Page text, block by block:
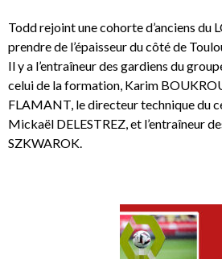
Todd rejoint une cohorte d’anciens du
prendre de l’épaisseur du côté de
Il y a l’entraîneur des gardiens du
celui de la formation, Karim
FLAMANT, le directeur technique du
Mickaël DELESTREZ, et l’entraîneur
SZKWAROK.